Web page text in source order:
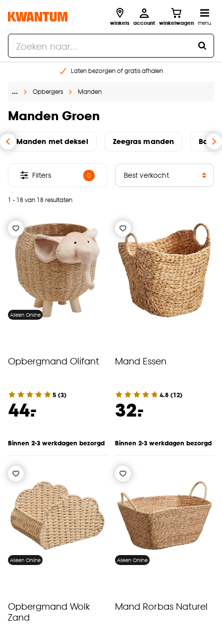
winkels account winkelwagen menu
Laten bezorgen of gratis afhalen
Gratis raam advies en opmeten aan huis
… Opbergers Manden
Manden Groen
Manden met deksel Zeegras manden
1 - 18 van 18 resultaten
Filters 0
Alleen Online
Opbergmand Olifant
5 (3)
44.
-
Binnen 2-3 werkdagen bezorgd
Mand Essen
4.8 (12)
32.
-
Binnen 2-3 werkdagen bezorgd
Alleen Online
Opbergmand Wolk
Zand
Alleen Online
Mand Rorbas Naturel